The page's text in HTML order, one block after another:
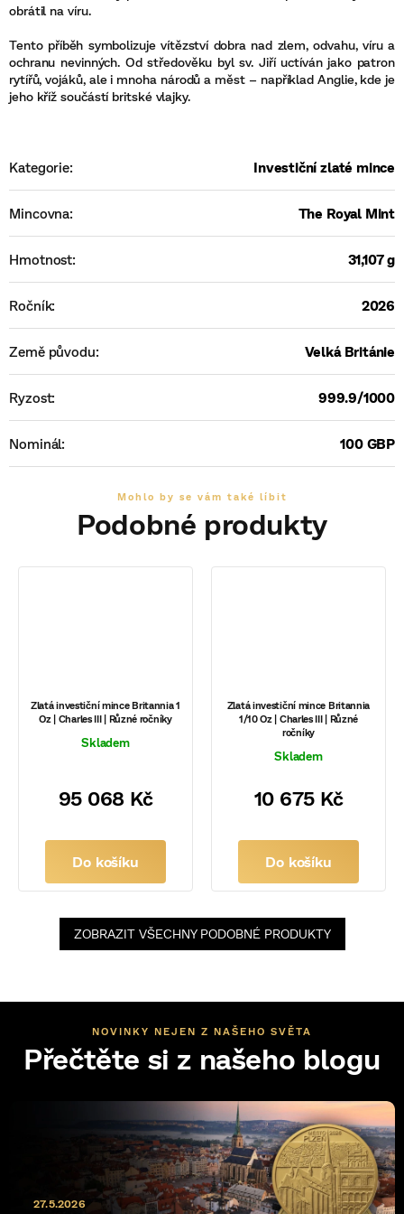
obrátil na víru.
Tento příběh symbolizuje vítězství dobra nad zlem, odvahu, víru a
ochranu nevinných. Od středověku byl sv. Jiří uctíván jako patron
rytířů, vojáků, ale i mnoha národů a měst – například Anglie, kde je
jeho kříž součástí britské vlajky.
Kategorie: Investiční zlaté mince
Mincovna: The Royal Mint
Hmotnost: 31,107 g
Ročník: 2026
Země původu: Velká Británie
Ryzost: 999.9/1000
Nominál: 100 GBP
Zlatá investiční mince Britannia 1
Oz | Charles III | Různé ročníky
Skladem
95 068 Kč
Do košíku
Zlatá investiční mince Britannia
1/10 Oz | Charles III | Různé
ročníky
Skladem
10 675 Kč
Do košíku
ZOBRAZIT VŠECHNY PODOBNÉ PRODUKTY
NOVINKY NEJEN Z NAŠEHO SVĚTA
Přečtěte si z našeho blogu
27.5.2026